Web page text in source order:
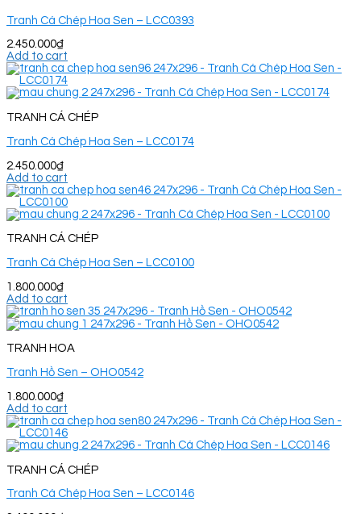
Tranh Cá Chép Hoa Sen – LCC0393
2.450.000₫
Add to cart
TRANH CÁ CHÉP
Tranh Cá Chép Hoa Sen – LCC0174
2.450.000₫
Add to cart
TRANH CÁ CHÉP
Tranh Cá Chép Hoa Sen – LCC0100
1.800.000₫
Add to cart
TRANH HOA
Tranh Hồ Sen – OHO0542
1.800.000₫
Add to cart
TRANH CÁ CHÉP
Tranh Cá Chép Hoa Sen – LCC0146